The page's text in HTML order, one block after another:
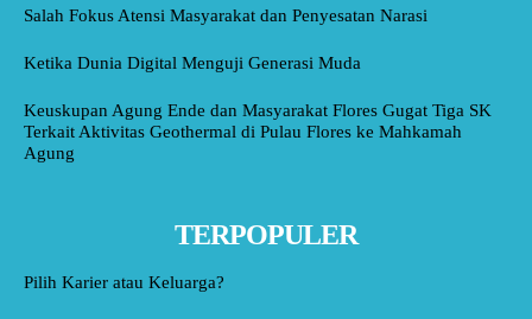
Salah Fokus Atensi Masyarakat dan Penyesatan Narasi
Ketika Dunia Digital Menguji Generasi Muda
Keuskupan Agung Ende dan Masyarakat Flores Gugat Tiga SK
Terkait Aktivitas Geothermal di Pulau Flores ke Mahkamah
Agung
TERPOPULER
Pilih Karier atau Keluarga?